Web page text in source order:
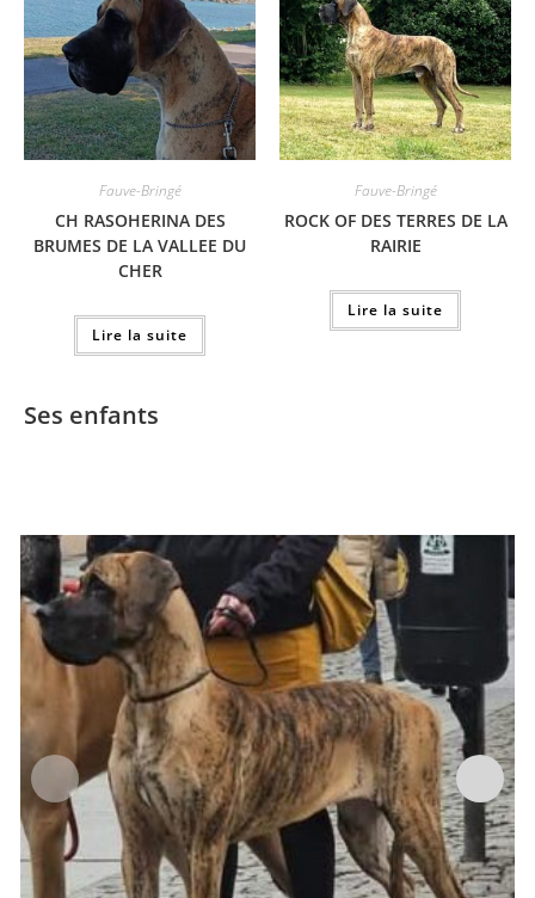
Fauve-Bringé
CH RASOHERINA DES
BRUMES DE LA VALLEE DU
CHER
Lire la suite
Fauve-Bringé
ROCK OF DES TERRES DE LA
RAIRIE
Lire la suite
Ses enfants